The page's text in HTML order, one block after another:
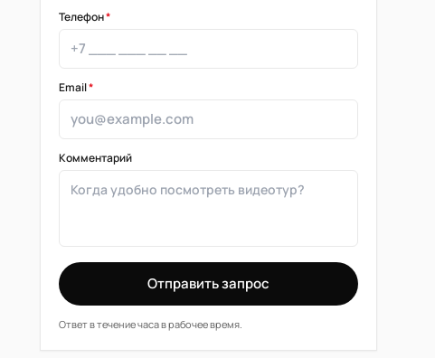
Телефон*
Email*
Комментарий
Отправить запрос
Ответ в течение часа в рабочее время.